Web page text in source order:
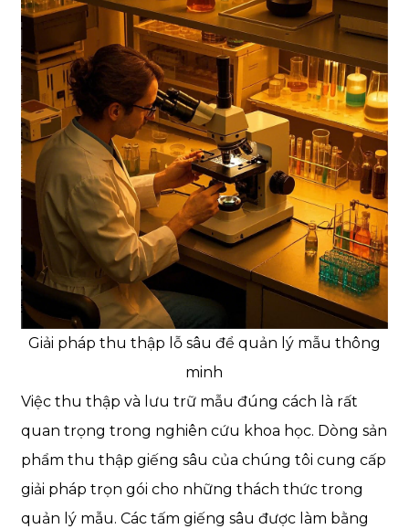
Giải pháp thu thập lỗ sâu để quản lý mẫu thông
minh
Việc thu thập và lưu trữ mẫu đúng cách là rất
quan trọng trong nghiên cứu khoa học. Dòng sản
phẩm thu thập giếng sâu của chúng tôi cung cấp
giải pháp trọn gói cho những thách thức trong
quản lý mẫu. Các tấm giếng sâu được làm bằng